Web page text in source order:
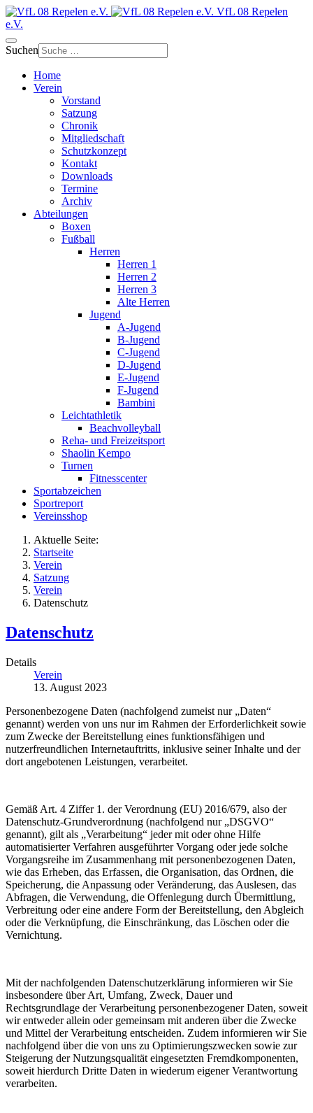
VfL 08 Repelen
e.V.
Suchen
Home
Verein
Vorstand
Satzung
Chronik
Mitgliedschaft
Schutzkonzept
Kontakt
Downloads
Termine
Archiv
Abteilungen
Boxen
Fußball
Herren
Herren 1
Herren 2
Herren 3
Alte Herren
Jugend
A-Jugend
B-Jugend
C-Jugend
D-Jugend
E-Jugend
F-Jugend
Bambini
Leichtathletik
Beachvolleyball
Reha- und Freizeitsport
Shaolin Kempo
Turnen
Fitnesscenter
Sportabzeichen
Sportreport
Vereinsshop
Aktuelle Seite:
Startseite
Verein
Satzung
Verein
Datenschutz
Datenschutz
Details
Verein
13. August 2023
Personenbezogene Daten (nachfolgend zumeist nur „Daten“
genannt) werden von uns nur im Rahmen der Erforderlichkeit sowie
zum Zwecke der Bereitstellung eines funktionsfähigen und
nutzerfreundlichen Internetauftritts, inklusive seiner Inhalte und der
dort angebotenen Leistungen, verarbeitet.
Gemäß Art. 4 Ziffer 1. der Verordnung (EU) 2016/679, also der
Datenschutz-Grundverordnung (nachfolgend nur „DSGVO“
genannt), gilt als „Verarbeitung“ jeder mit oder ohne Hilfe
automatisierter Verfahren ausgeführter Vorgang oder jede solche
Vorgangsreihe im Zusammenhang mit personenbezogenen Daten,
wie das Erheben, das Erfassen, die Organisation, das Ordnen, die
Speicherung, die Anpassung oder Veränderung, das Auslesen, das
Abfragen, die Verwendung, die Offenlegung durch Übermittlung,
Verbreitung oder eine andere Form der Bereitstellung, den Abgleich
oder die Verknüpfung, die Einschränkung, das Löschen oder die
Vernichtung.
Mit der nachfolgenden Datenschutzerklärung informieren wir Sie
insbesondere über Art, Umfang, Zweck, Dauer und
Rechtsgrundlage der Verarbeitung personenbezogener Daten, soweit
wir entweder allein oder gemeinsam mit anderen über die Zwecke
und Mittel der Verarbeitung entscheiden. Zudem informieren wir Sie
nachfolgend über die von uns zu Optimierungszwecken sowie zur
Steigerung der Nutzungsqualität eingesetzten Fremdkomponenten,
soweit hierdurch Dritte Daten in wiederum eigener Verantwortung
verarbeiten.